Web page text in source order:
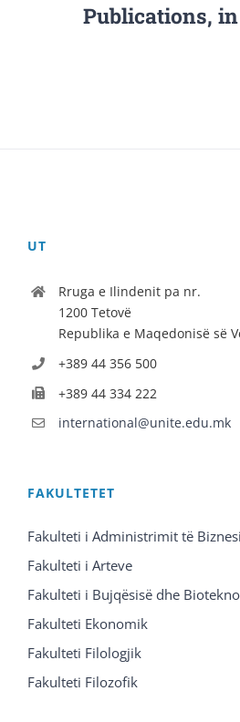
Publications,
UT
Rruga e Ilindenit pa nr.
1200 Tetovë
Republika e Maqedonisë së
+389 44 356 500
+389 44 334 222
international@unite.edu.mk
FAKULTETET
Fakulteti i Administrimit të
Fakulteti i Arteve
Fakulteti i Bujqësisë dhe
Fakulteti Ekonomik
Fakulteti Filologjik
Fakulteti Filozofik